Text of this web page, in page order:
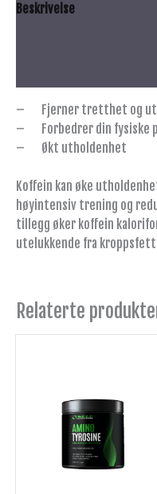
Beskrivelse
– Fjerner tretthet og
– Forbedrer din fysiske
– Økt utholdenhet
Koffein kan øke
høyintensiv trening og
tillegg øker koffein
utelukkende fra
Relaterte